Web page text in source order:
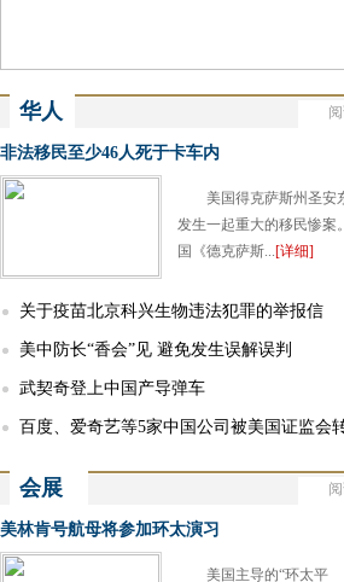
华人
Chinese
非法移民至少46人死于卡车内
美国得克萨斯州圣安
发生一起重大的移民惨案
国《德克萨斯...[详细]
关于疫苗北京科兴生物违法犯罪的举报信
美中防长“香会”见 避免发生误解误判
武契奇登上中国产导弹车
百度、爱奇艺等5家中国公司被美国证监会
会展
Exhibition
美林肯号航母将参加环太演习
美国主导的“环太平